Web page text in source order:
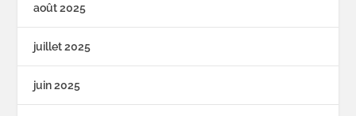
août 2025
juillet 2025
juin 2025